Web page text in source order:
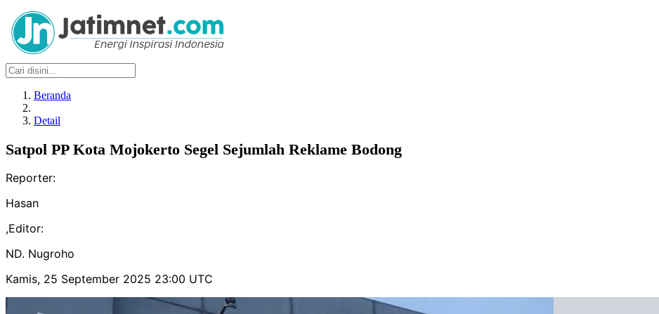
Beranda
Detail
Satpol PP Kota Mojokerto Segel Sejumlah Reklame Bodong
Reporter:
Hasan
,Editor:
ND. Nugroho
Kamis, 25 September 2025 23:00 UTC